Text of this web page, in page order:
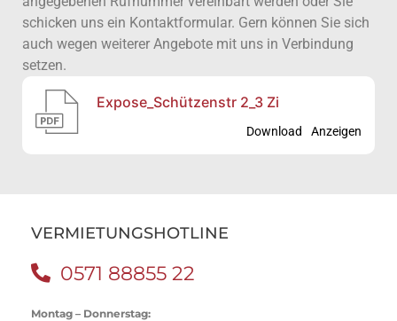
schicken uns ein Kontaktformular. Gern können Sie sich
auch wegen weiterer Angebote mit uns in Verbindung
setzen.
Expose_Schützenstr 2_3 Zi
Download Anzeigen
VERMIETUNGSHOTLINE
0571 88855 22
Montag – Donnerstag: